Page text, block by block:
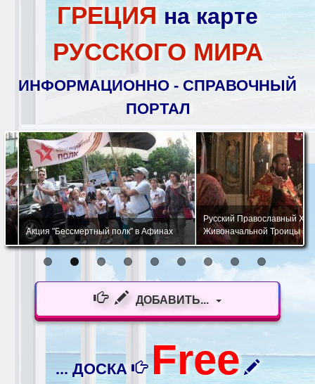
ГРЕЦИЯ на карте
РУССКОГО МИРА
ИНФОРМАЦИОННО - СПРАВОЧНЫЙ
ПОРТАЛ
Акция "Бессмертный полк" в Афинах
Русский Православный Храм
Живоначальной Троицы в
ДОБАВИТЬ...
... ДОСКА Free